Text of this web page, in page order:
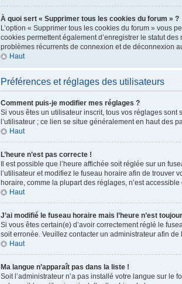
À quoi sert « Supprimer tous les cookies du forum » ?
L’option « Supprimer tous les cookies du forum » vous
cookies permettent également d’enregistrer le statut
problèmes récurrents de connexion et de déconnexion
Haut
Préférences et réglages des utilisateurs
Comment puis-je modifier mes réglages ?
Si vous êtes un utilisateur inscrit, tous vos réglages
l’utilisateur ; ce lien se situe généralement en haut des
Haut
L’heure n’est pas correcte !
Il est possible que l’heure affichée soit réglée sur un
l’utilisateur et modifiez le fuseau horaire afin de trouver
horaire, comme la plupart des réglages, n’est
Haut
J’ai modifié le fuseau horaire mais l’heure n’est
Si vous êtes certain(e) d’avoir correctement réglé le
soit erronée. Veuillez contacter un administrateur afin
Haut
Ma langue n’apparaît pas dans la liste !
Soit l’administrateur n’a pas installé votre langue sur le